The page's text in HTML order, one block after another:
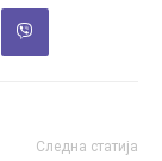
Следна статија